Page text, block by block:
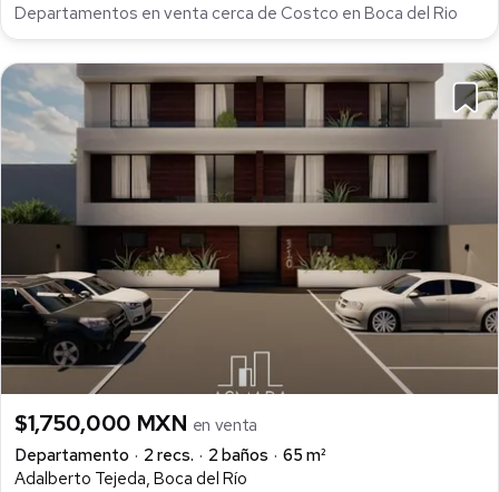
Departamentos en venta cerca de Costco en Boca del Rio
$1,750,000 MXN en venta
Departamento
2 recs. 2 baños
65 m²
Adalberto Tejeda, Boca del Río